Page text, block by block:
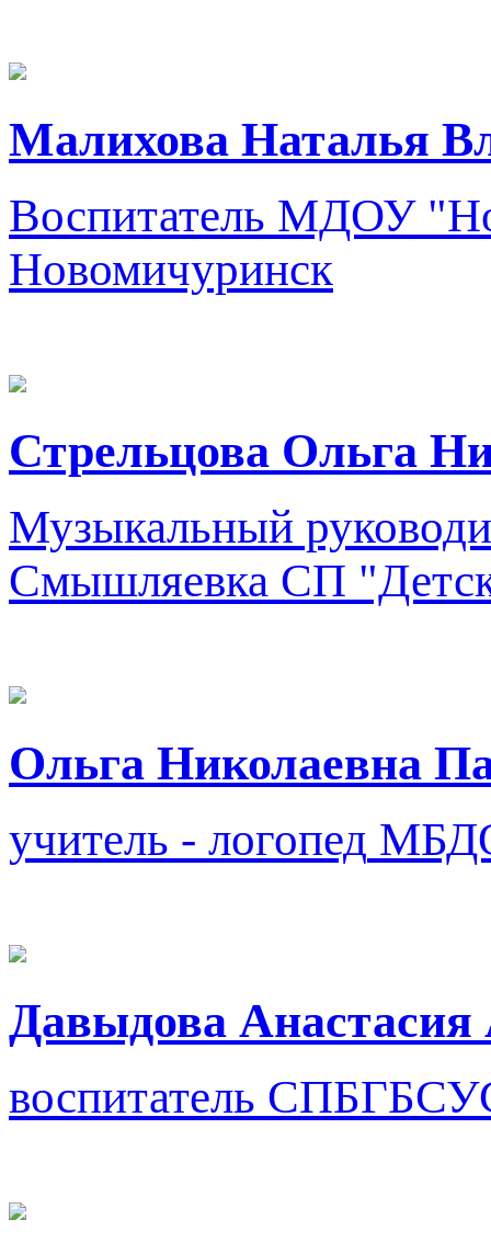
Малихова Наталья
Воспитатель МДОУ
Новомичуринск
Стрельцова Ольга
Музыкальный
Смышляевка СП
Ольга Николаевна
учитель - логопед
Давыдова Анастасия
воспитатель